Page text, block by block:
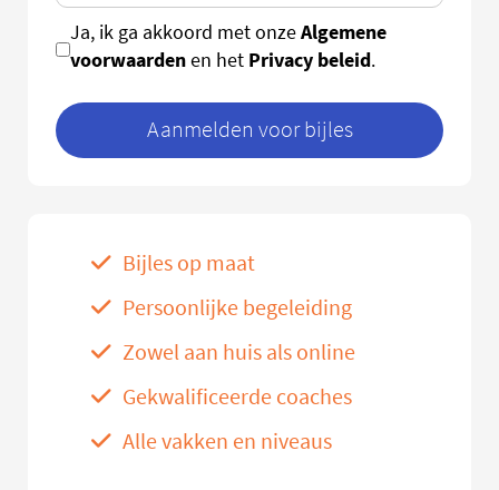
Ja, ik ga akkoord met onzeAlgemene
voorwaardenen het Privacy beleid.
Aanmelden voor bijles
Bijles op maat
Persoonlijke begeleiding
Zowel aan huis als online
Gekwalificeerde coaches
Alle vakken en niveaus